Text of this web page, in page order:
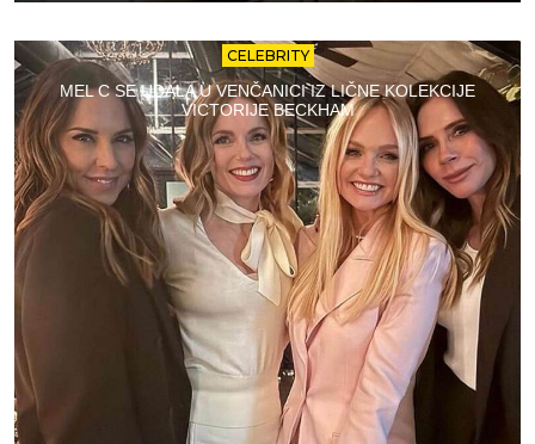
CELEBRITY
MEL C SE UDALA U VENČANICI IZ LIČNE KOLEKCIJE
VICTORIJE BECKHAM